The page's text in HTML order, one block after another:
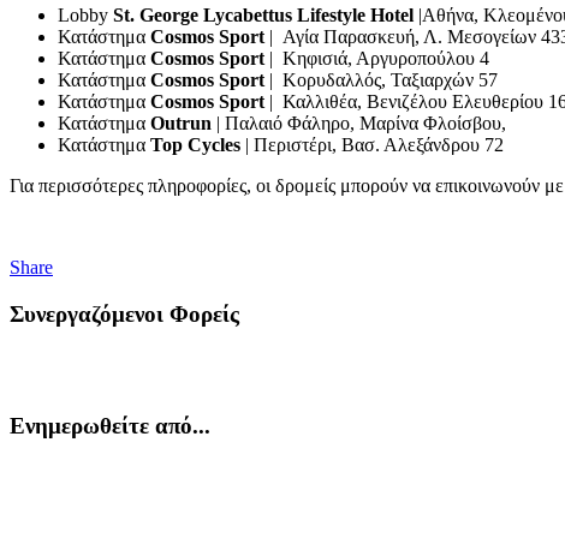
Lobby St. George Lycabettus Lifestyle Hotel |Αθήνα,
Κατάστημα Cosmos Sport | Αγία Παρασκευή, Λ. Μεσογείων
Κατάστημα Cosmos Sport | Κηφισιά, Αργυροπούλου 4
Κατάστημα Cosmos Sport | Κορυδαλλός, Ταξιαρχών 57
Κατάστημα Cosmos Sport | Καλλιθέα, Βενιζέλου Ελευθερίου
Κατάστημα Outrun | Παλαιό Φάληρο, Mαρίνα Φλοίσβου,
Κατάστημα Top Cycles | Περιστέρι, Βασ. Αλεξάνδρου 72
Για περισσότερες πληροφορίες, οι δρομείς μπορούν να επικοινωνούν
Share
Συνεργαζόμενοι Φορείς
Ενημερωθείτε από...